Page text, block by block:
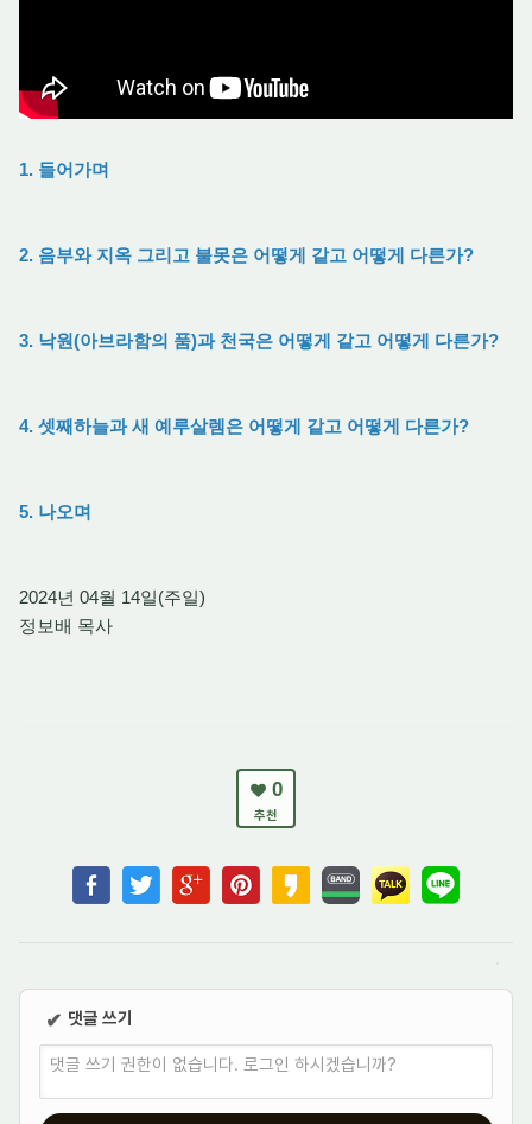
1. 들어가며
2. 음부와 지옥 그리고 불못은 어떻게 같고 어떻게 다른가?
3. 낙원(아브라함의 품)과 천국은 어떻게 같고 어떻게 다른가?
4. 셋째하늘과 새 예루살렘은 어떻게 같고 어떻게 다른가?
5. 나오며
2024년 04월 14일(주일)
정보배 목사
0
추천
✔ 댓글 쓰기
댓글 쓰기 권한이 없습니다. 로그인 하시겠습니까?